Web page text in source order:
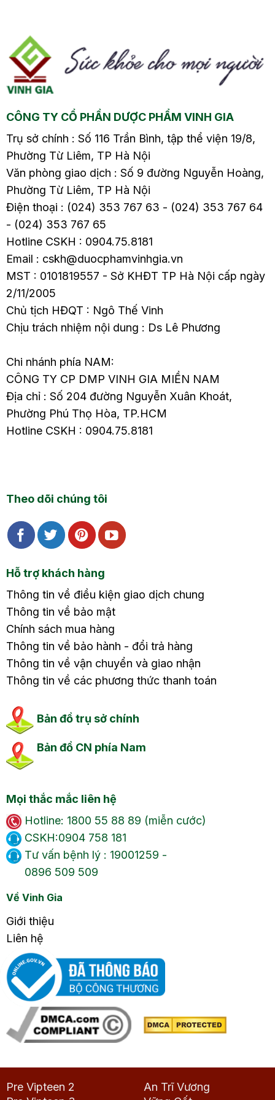
xoang2.2. Chữa viêm
mũi dị ứng3. Phòng
ngừa viêm xoang và
viêm mũi dị ứng3.1.
xoang3.2. Phòng ngừa
bệnh…
mũi dị ứng3. Phòng
ngừa viêm xoang và
viêm mũi dị ứng3.1.
xoang3.2. Phòng ngừa
bệnh…
CÔNG TY CỔ PHẦN DƯỢC PHẨM VINH GIA
Trụ sở chính : Số 116 Trần Bình, tập thể viện 19/8,
Phường Từ Liêm, TP Hà Nội
Văn phòng giao dịch : Số 9 đường Nguyễn Hoàng,
Phường Từ Liêm, TP Hà Nội
Điện thoại : (024) 353 767 63 - (024) 353 767 64
- (024) 353 767 65
Hotline CSKH : 0904.75.8181
Email : cskh@duocphamvinhgia.vn
MST : 0101819557 - Sở KHĐT TP Hà Nội cấp ngày
2/11/2005
Chủ tịch HĐQT : Ngô Thế Vinh
Chịu trách nhiệm nội dung : Ds Lê Phương
Chi nhánh phía NAM:
CÔNG TY CP DMP VINH GIA MIỀN NAM
Địa chỉ : Số 204 đường Nguyễn Xuân Khoát,
Phường Phú Thọ Hòa, TP.HCM
Hotline CSKH : 0904.75.8181
Theo dõi chúng tôi
Hỗ trợ khách hàng
Thông tin về điều kiện giao dịch chung
Thông tin về bảo mật
Chính sách mua hàng
Thông tin về bảo hành - đổi trả hàng
Thông tin về vận chuyển và giao nhận
Thông tin về các phương thức thanh toán
Bản đồ trụ sở chính
Bản đồ CN phía Nam
Mọi thắc mắc liên hệ
Hotline: 1800 55 88 89 (miễn cước)
CSKH:0904 758 181
Tư vấn bệnh lý : 19001259 -
0896 509 509
Về Vinh Gia
Giới thiệu
Liên hệ
Pre Vipteen 2
An Trĩ Vương